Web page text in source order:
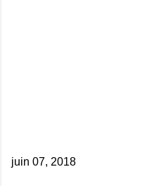
juin 07, 2018